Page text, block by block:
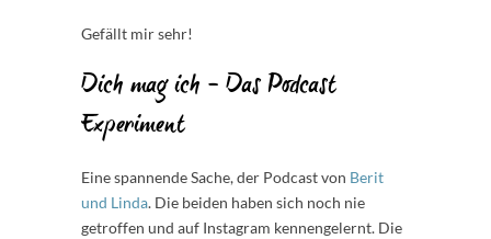
Gefällt mir sehr!
Dich mag ich – Das Podcast
Experiment
Eine spannende Sache, der Podcast von Berit
und Linda. Die beiden haben sich noch nie
getroffen und auf Instagram kennengelernt. Die